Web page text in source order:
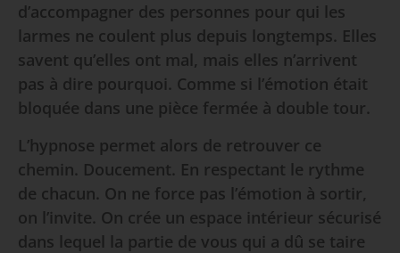
d’accompagner des personnes pour qui les
larmes ne coulent plus depuis longtemps. Elles
savent qu’elles ont mal, mais elles n’arrivent
pas à dire pourquoi. Comme si l’émotion était
bloquée dans une pièce fermée à double tour.
L’hypnose permet alors de retrouver ce
chemin. Doucement. En respectant le rythme
de chacun. On ne force pas l’émotion à sortir,
on l’invite. On crée un espace intérieur sécurisé
dans lequel la partie de vous qui a dû se taire